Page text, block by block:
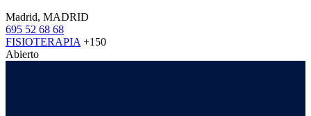
Madrid, MADRID
695 52 68 68
FISIOTERAPIA +150
Abierto